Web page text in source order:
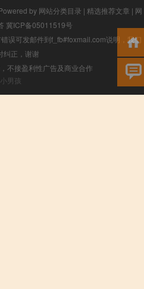
by 网站分类目录 | 精选推荐文章 | 网
冀ICP备05011519号
误可发邮件到f_fb#foxmail.com说明，我们
纠正，谢谢
不接盈利性广告及商业合作
小男孩